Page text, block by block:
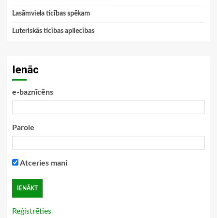
Lasāmviela ticības spēkam
Luteriskās ticības apliecības
Ienāc
e-baznīcēns
Parole
Atceries mani
Reģistrēties